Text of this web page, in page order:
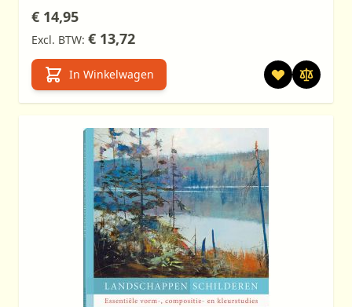
€ 14,95
€ 13,72
In Winkelwagen